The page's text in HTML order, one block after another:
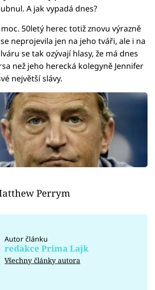
A jak vypadá dnes?
50letý herec totiž znovu výrazně
neprojevila jen na jeho tváři, ale i na
se tak ozývají hlasy, že má dnes
než jeho herecká kolegyně Jennifer
největší slávy.
Perrym
Autor článku
redakce Prima Lajk
Všechny články autora